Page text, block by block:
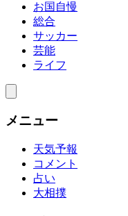
お国自慢
総合
サッカー
芸能
ライフ
メニュー
天気予報
コメント
占い
大相撲